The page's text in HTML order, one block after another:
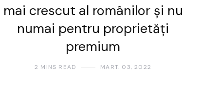
mai crescut al românilor și nu
numai pentru proprietăți
premium
2 MINS READ MART. 03, 2022